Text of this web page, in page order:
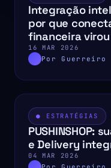
Integração
por que
financeira
16 MAR 2026
Por Guerreiro
● ESTRATÉGIAS
PUSHINSHOP:
e Delivery
04 MAR 2026